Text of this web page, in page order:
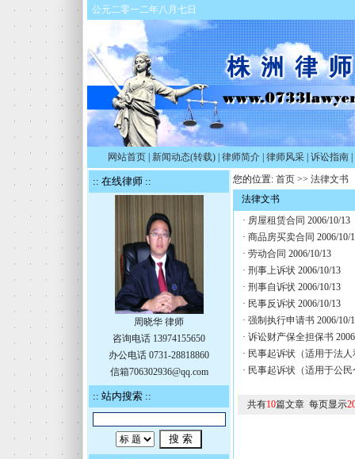
公元二零一二年八月七日
网站首页 新闻动态(转载) 律师简介 律师风采 诉讼指南
:: 在线律师 ::
周晓华 律师
咨询电话 13974155650
办公电话 0731-28818860
信箱706302936@qq.com
:: 站内搜索 ::
您的位置: 首页 >> 法律文书
法律文书
· 房屋租赁合同 2006/10/13
· 商品房买卖合同 2006/10/
· 劳动合同 2006/10/13
· 刑事上诉状 2006/10/13
· 刑事自诉状 2006/10/13
· 民事反诉状 2006/10/13
· 强制执行申请书 2006/10/
· 诉讼财产保全担保书
· 民事起诉状（适用于法
· 民事起诉状（适用于公
共有10篇文章 每页显示